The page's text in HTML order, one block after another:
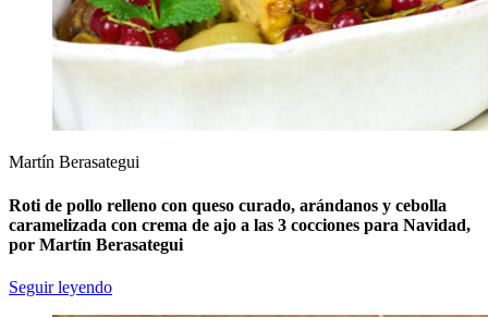
Martín Berasategui
Roti de pollo relleno con queso curado, arándanos y cebolla
caramelizada con crema de ajo a las 3 cocciones para Navidad,
por Martín Berasategui
Seguir leyendo